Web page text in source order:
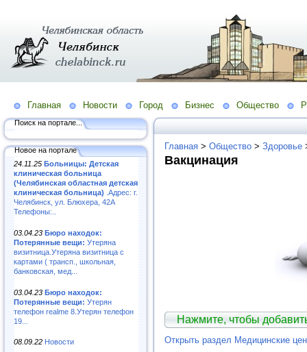
Главная Новости Город Бизнес Общество
Поиск на портале...
Новое на портале
24.11.25 Больницы: Детская
клиническая больница
(Челябинская областная детская
клиническая больница) .Адрес: г.
Челябинск, ул. Блюхера, 42А
Телефоны:..
03.04.23 Бюро находок:
Потерянные вещи: Утеряна
визитница.Утеряна визитница с
картами ( трансп., школьная,
банковская, мед...
03.04.23 Бюро находок:
Потерянные вещи: Утерян
телефон realme 8.Утерян телефон
19...
08.09.22 Новости
Главная > Общество > Здоровье
Вакцинация
Нажмите, чтобы
Открыть раздел Медицинские